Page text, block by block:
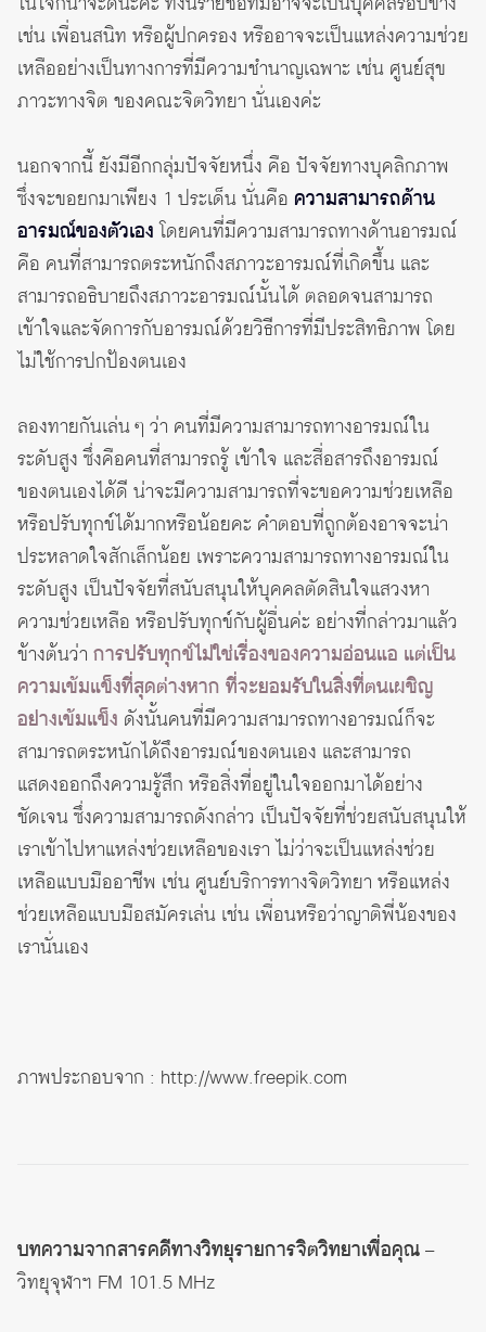
เช่น เพื่อนสนิท หรือผู้ปกครอง หรืออาจจะเป็นแหล่งความช่วย
เหลืออย่างเป็นทางการที่มีความชำนาญเฉพาะ เช่น ศูนย์สุข
ภาวะทางจิต ของคณะจิตวิทยา นั่นเองค่ะ
นอกจากนี้ ยังมีอีกกลุ่มปัจจัยหนึ่ง คือ ปัจจัยทางบุคลิกภาพ
ซึ่งจะขอยกมาเพียง 1 ประเด็น นั่นคือ ความสามารถด้าน
อารมณ์ของตัวเองโดยคนที่มีความสามารถทางด้านอารมณ์
คือ คนที่สามารถตระหนักถึงสภาวะอารมณ์ที่เกิดขึ้น และ
สามารถอธิบายถึงสภาวะอารมณ์นั้นได้ ตลอดจนสามารถ
เข้าใจและจัดการกับอารมณ์ด้วยวิธีการที่มีประสิทธิภาพ โดย
ไม่ใช้การปกป้องตนเอง
ลองทายกันเล่น ๆ ว่า คนที่มีความสามารถทางอารมณ์ใน
ระดับสูง ซึ่งคือคนที่สามารถรู้ เข้าใจ และสื่อสารถึงอารมณ์
ของตนเองได้ดี น่าจะมีความสามารถที่จะขอความช่วยเหลือ
หรือปรับทุกข์ได้มากหรือน้อยคะ คำตอบที่ถูกต้องอาจจะน่า
ประหลาดใจสักเล็กน้อย เพราะความสามารถทางอารมณ์ใน
ระดับสูง เป็นปัจจัยที่สนับสนุนให้บุคคลตัดสินใจแสวงหา
ความช่วยเหลือ หรือปรับทุกข์กับผู้อื่นค่ะ อย่างที่กล่าวมาแล้ว
ข้างต้นว่า การปรับทุกข์ไม่ใช่เรื่องของความอ่อนแอ แต่เป็น
ความเข้มแข็งที่สุดต่างหาก ที่จะยอมรับในสิ่งที่ตนเผชิญ
อย่างเข้มแข็ง ดังนั้นคนที่มีความสามารถทางอารมณ์ก็จะ
สามารถตระหนักได้ถึงอารมณ์ของตนเอง และสามารถ
แสดงออกถึงความรู้สึก หรือสิ่งที่อยู่ในใจออกมาได้อย่าง
ชัดเจน ซึ่งความสามารถดังกล่าว เป็นปัจจัยที่ช่วยสนับสนุนให้
เราเข้าไปหาแหล่งช่วยเหลือของเรา ไม่ว่าจะเป็นแหล่งช่วย
เหลือแบบมืออาชีพ เช่น ศูนย์บริการทางจิตวิทยา หรือแหล่ง
ช่วยเหลือแบบมือสมัครเล่น เช่น เพื่อนหรือว่าญาติพี่น้องของ
เรานั่นเอง
ภาพประกอบจาก : http://www.freepik.com
บทความจากสารคดีทางวิทยุรายการจิตวิทยาเพื่อคุณ–
วิทยุจุฬาฯ FM 101.5 MHz